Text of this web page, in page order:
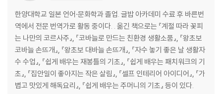
한양대학교 일본 언어·문화학과 졸업. 글밥 아카데미 수료 후 바른번
역에서 전문 번역가로 활동 중이다. . 옮긴 책으로는 『계절 따라 꽃피
는 나만의 코르사주』, 『코바늘로 만드는 친환경 생활소품』, 『왕초보
코바늘 손뜨개』, 『왕초보 대바늘 손뜨개』, 『자수 놓기 좋은 날 생활자
수 수업』, 『쉽게 배우는 재봉틀의 기초』, 『쉽게 배우는 패치워크의 기
초』, 『집안일이 좋아지는 작은 살림』, 『셀프 인테리어 아이디어』, 『가
볍고 맛있게 해독요리』, 『쉽게 배우는 주머니의 기초』 등이 있다.